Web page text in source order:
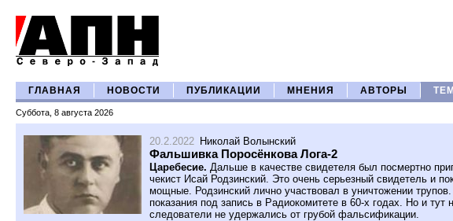
ГЛАВНАЯ НОВОСТИ ПУБЛИКАЦИИ МНЕНИЯ АВТОРЫ
Суббота, 8 августа 2026
20.2.2022 Николай Волынский
Фальшивка Поросёнкова Лога-2
Царебесие. Дальше в качестве свидетеля был посмертно
чекист Исай Родзинский. Это очень серьезный свидетель и
мощные. Родзинский лично участвовал в уничтожении
показания под запись в Радиокомитете в 60-х годах. Но и тут
следователи не удержались от грубой фальсификации.